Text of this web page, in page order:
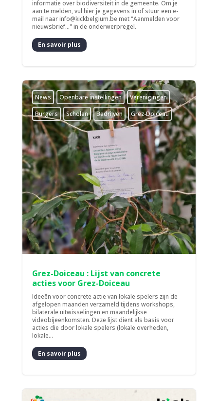
informatie over biodiversiteit in de gemeente. Om je
aan te melden, vul hier je gegevens in of stuur een e-
mail naar info@kickbelgium.be met "Aanmelden voor
nieuwsbrief..." in de onderwerpregel.
En savoir plus
News ­Openbare instellingen
­Verenigingen
Burgers
Scholen Bedrijven Grez-Doiceau
Grez-Doiceau : Lijst van concrete
acties voor Grez-Doiceau
Ideeën voor concrete actie van lokale spelers zijn de
afgelopen maanden verzameld tijdens workshops,
bilaterale uitwisselingen en maandelijkse
videobijeenkomsten. Deze lijst dient als basis voor
acties die door lokale spelers (lokale overheden,
lokale...
En savoir plus